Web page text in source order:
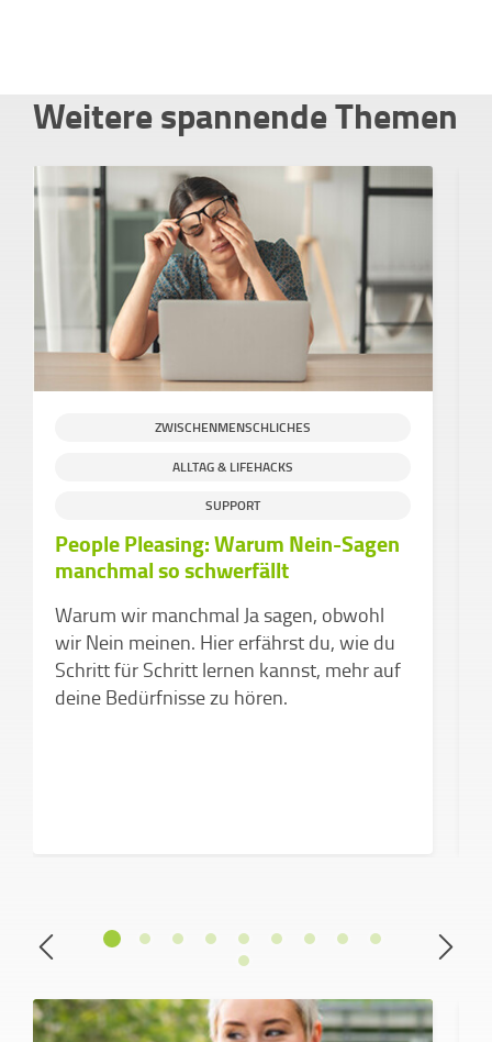
Weitere spannende Themen
ZWISCHENMENSCHLICHES
ALLTAG & LIFEHACKS
SUPPORT
People Pleasing: Warum Nein-Sagen
manchmal so schwerfällt
Warum wir manchmal Ja sagen, obwohl
wir Nein meinen. Hier erfährst du, wie du
Schritt für Schritt lernen kannst, mehr auf
deine Bedürfnisse zu hören.